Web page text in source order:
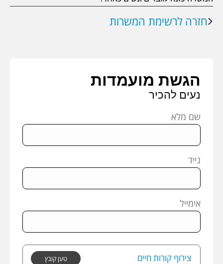
חזרה לרשימת המשרות
הגשת מועמדות
נעים להכיר
שם מלא
נייד
אימייל
צירוף קורות חיים טען קובץ